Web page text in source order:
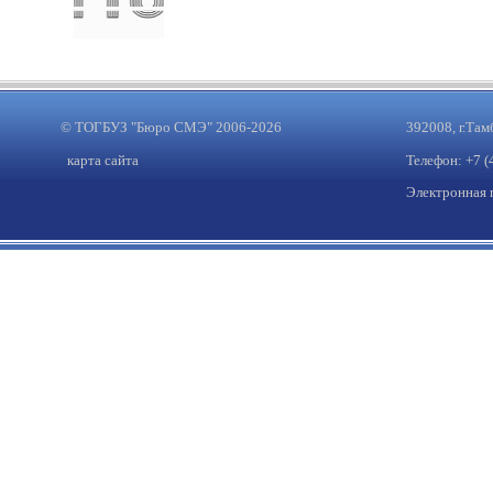
© ТОГБУЗ "Бюро СМЭ" 2006-2026
карта сайта
392008,
Телефон: +7
Электронная